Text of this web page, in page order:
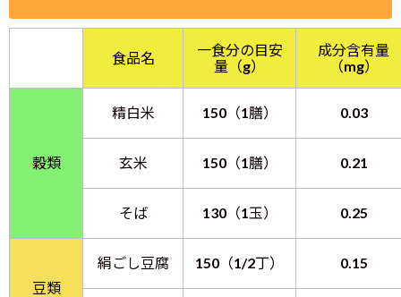
食品名
一食分の目安
量（g）
成分含有量
（mg）
穀類
精白米 150（1膳） 0.03
玄米 150（1膳） 0.21
そば 130（1玉） 0.25
豆類
絹ごし豆腐 150（1/2丁） 0.15